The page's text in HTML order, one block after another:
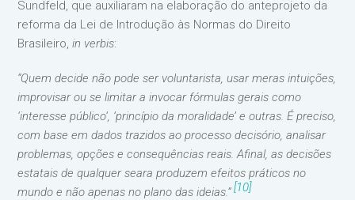
Sundfeld, que auxiliaram na elaboração do anteprojeto da
reforma da Lei de Introdução às Normas do Direito
Brasileiro,in verbis:
“Quem decide não pode ser voluntarista, usar meras intuições,
improvisar ou se limitar a invocar fórmulas gerais como
‘interesse público’, ‘princípio da moralidade’ e outras. É preciso,
com base em dados trazidos ao processo decisório, analisar
problemas, opções e consequências reais. Afinal, as decisões
estatais de qualquer seara produzem efeitos práticos no
mundo e não apenas no plano das ideias.” [10]